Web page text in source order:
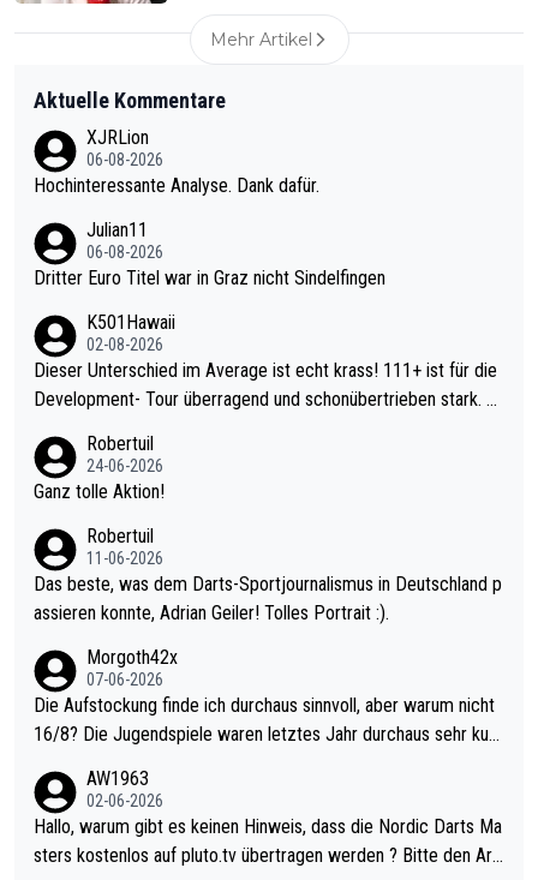
Mehr Artikel
Aktuelle Kommentare
XJRLion
06-08-2026
Hochinteressante Analyse. Dank dafür.
Julian11
06-08-2026
Dritter Euro Titel war in Graz nicht Sindelfingen
K501Hawaii
02-08-2026
Dieser Unterschied im Average ist echt krass! 111+ ist für die
Development- Tour überragend und schonübertrieben stark. U
mal 40+ erst recht. Da gewinnst keinen Blumentopf - ist ja noc
h krasser wie ein Pokalspiel eines Kreisligisten vs einem Bund
Robertuil
24-06-2026
Ganz tolle Aktion!
Robertuil
11-06-2026
Das beste, was dem Darts-Sportjournalismus in Deutschland p
assieren konnte, Adrian Geiler! Tolles Portrait :).
Morgoth42x
07-06-2026
Die Aufstockung finde ich durchaus sinnvoll, aber warum nicht
16/8? Die Jugendspiele waren letztes Jahr durchaus sehr kurz
Allerdings ist Mitchell Lawrie als Nummer 1 der Welt eh qualifi
ziert. Somit ändert die automatische Qualifikation des Weltmei
sters erstmal nichts. Ich denke sie wollen damit für nächstes J
AW1963
02-06-2026
Hallo, warum gibt es keinen Hinweis, dass die Nordic Darts Ma
sters kostenlos auf pluto.tv übertragen werden ? Bitte den Arti